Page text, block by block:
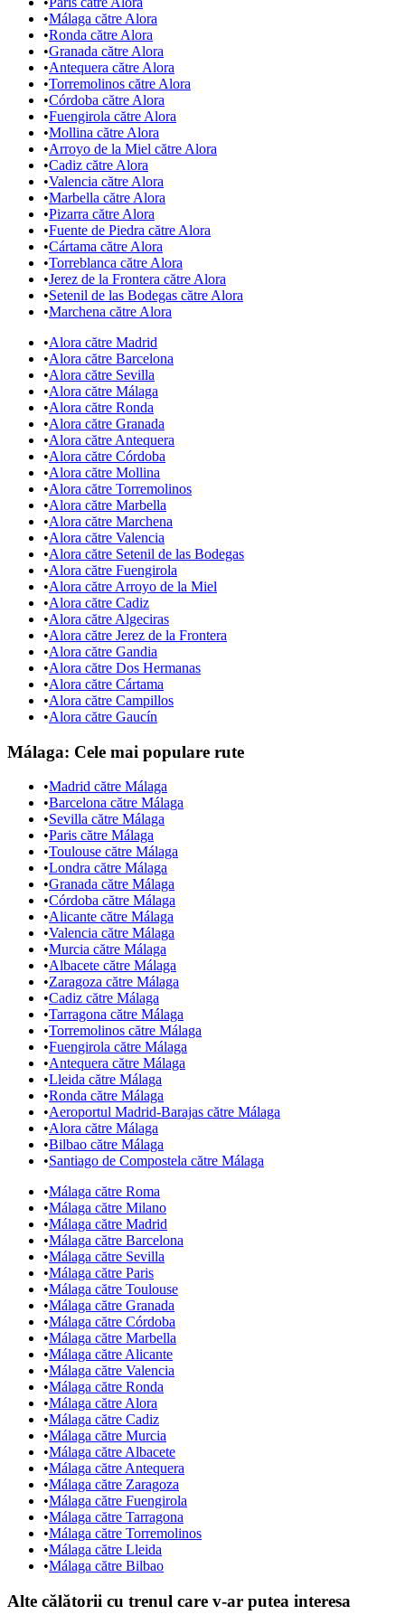
•Málaga către Alora
•Ronda către Alora
•Granada către Alora
•Antequera către Alora
•Torremolinos către Alora
•Córdoba către Alora
•Fuengirola către Alora
•Mollina către Alora
•Arroyo de la Miel către Alora
•Cadiz către Alora
•Valencia către Alora
•Marbella către Alora
•Pizarra către Alora
•Fuente de Piedra către Alora
•Cártama către Alora
•Torreblanca către Alora
•Jerez de la Frontera către Alora
•Setenil de las Bodegas către Alora
•Marchena către Alora
•Alora către Madrid
•Alora către Barcelona
•Alora către Sevilla
•Alora către Málaga
•Alora către Ronda
•Alora către Granada
•Alora către Antequera
•Alora către Córdoba
•Alora către Mollina
•Alora către Torremolinos
•Alora către Marbella
•Alora către Marchena
•Alora către Valencia
•Alora către Setenil de las Bodegas
•Alora către Fuengirola
•Alora către Arroyo de la Miel
•Alora către Cadiz
•Alora către Algeciras
•Alora către Jerez de la Frontera
•Alora către Gandia
•Alora către Dos Hermanas
•Alora către Cártama
•Alora către Campillos
•Alora către Gaucín
Málaga: Cele mai populare rute
•Madrid către Málaga
•Barcelona către Málaga
•Sevilla către Málaga
•Paris către Málaga
•Toulouse către Málaga
•Londra către Málaga
•Granada către Málaga
•Córdoba către Málaga
•Alicante către Málaga
•Valencia către Málaga
•Murcia către Málaga
•Albacete către Málaga
•Zaragoza către Málaga
•Cadiz către Málaga
•Tarragona către Málaga
•Torremolinos către Málaga
•Fuengirola către Málaga
•Antequera către Málaga
•Lleida către Málaga
•Ronda către Málaga
•Aeroportul Madrid-Barajas către Málaga
•Alora către Málaga
•Bilbao către Málaga
•Santiago de Compostela către Málaga
•Málaga către Roma
•Málaga către Milano
•Málaga către Madrid
•Málaga către Barcelona
•Málaga către Sevilla
•Málaga către Paris
•Málaga către Toulouse
•Málaga către Granada
•Málaga către Córdoba
•Málaga către Marbella
•Málaga către Alicante
•Málaga către Valencia
•Málaga către Ronda
•Málaga către Alora
•Málaga către Cadiz
•Málaga către Murcia
•Málaga către Albacete
•Málaga către Antequera
•Málaga către Zaragoza
•Málaga către Fuengirola
•Málaga către Tarragona
•Málaga către Torremolinos
•Málaga către Lleida
•Málaga către Bilbao
Alte călătorii cu trenul care v-ar putea interesa